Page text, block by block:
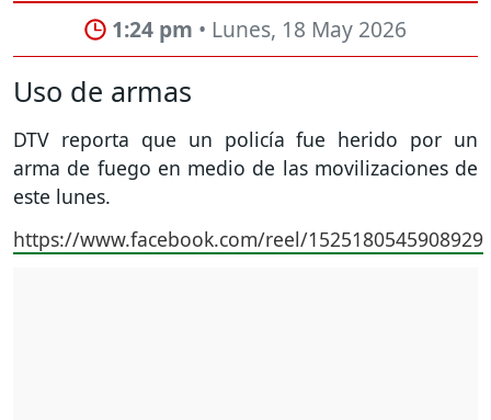
1:24 pm • Lunes, 18 May 2026
Uso de armas
DTV reporta que un policía fue herido por un
arma de fuego en medio de las movilizaciones de
este lunes.
https://www.facebook.com/reel/1525180545908929